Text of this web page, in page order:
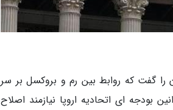
را گفت که روابط بین رم و بروکسل بر سر
بودجه ای اتحادیه اروپا نیازمند اصلاح